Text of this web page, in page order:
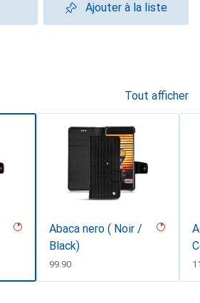
Ajouter à la liste
Tout afficher
Abaca nero ( Noir /
Black)
CHF
99.90